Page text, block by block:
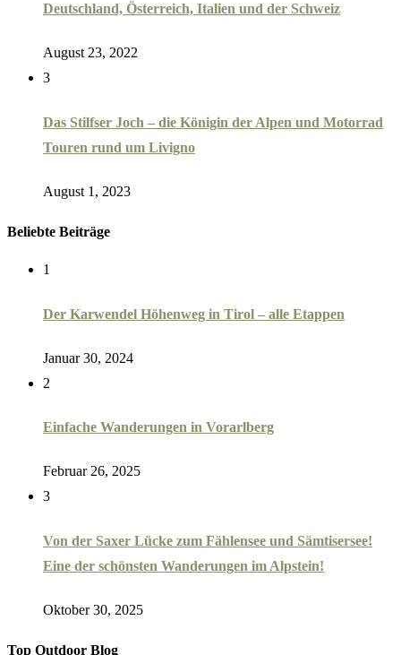
Deutschland, Österreich, Italien und der Schweiz
August 23, 2022
3
Das Stilfser Joch – die Königin der Alpen und Motorrad
Touren rund um Livigno
August 1, 2023
Beliebte Beiträge
1
Der Karwendel Höhenweg in Tirol – alle Etappen
Januar 30, 2024
2
Einfache Wanderungen in Vorarlberg
Februar 26, 2025
3
Von der Saxer Lücke zum Fählensee und Sämtisersee!
Eine der schönsten Wanderungen im Alpstein!
Oktober 30, 2025
Top Outdoor Blog